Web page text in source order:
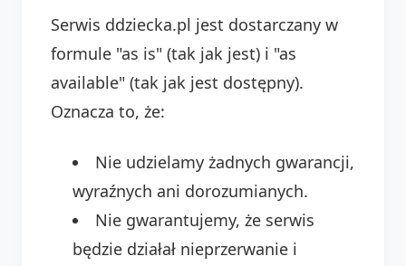
Serwis ddziecka.pl jest dostarczany w
formule "as is" (tak jak jest) i "as
available" (tak jak jest dostępny).
Oznacza to, że:
Nie udzielamy żadnych gwarancji,
wyraźnych ani dorozumianych.
Nie gwarantujemy, że serwis
będzie działał nieprzerwanie i